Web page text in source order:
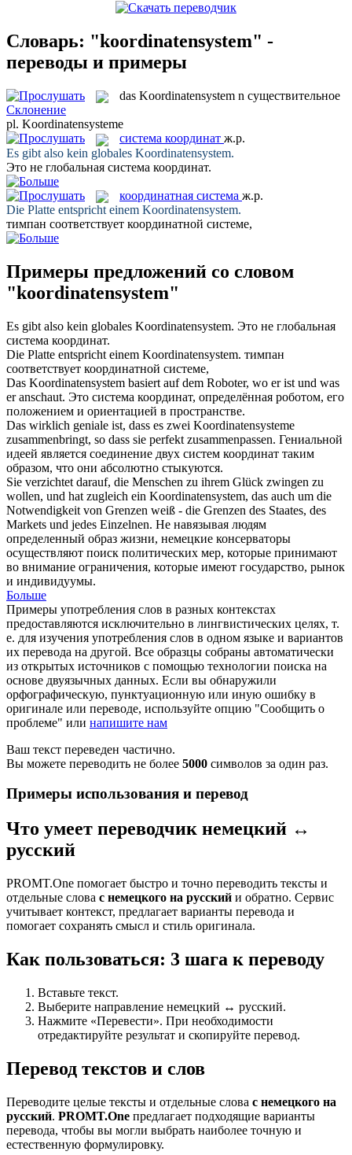
Словарь: "koordinatensystem" -
переводы и примеры
das Koordinatensystem n существительное
Склонение
pl. Koordinatensysteme
система координат ж.р.
Es gibt also kein globales Koordinatensystem.
Это не глобальная система координат.
координатная система ж.р.
Die Platte entspricht einem Koordinatensystem.
тимпан соответствует координатной системе,
Примеры предложений со словом
"koordinatensystem"
Es gibt also kein globales Koordinatensystem. Это не глобальная
система координат.
Die Platte entspricht einem Koordinatensystem. тимпан
соответствует координатной системе,
Das Koordinatensystem basiert auf dem Roboter, wo er ist und was
er anschaut. Это система координат, определённая роботом, его
положением и ориентацией в пространстве.
Das wirklich geniale ist, dass es zwei Koordinatensysteme
zusammenbringt, so dass sie perfekt zusammenpassen. Гениальной
идеей является соединение двух систем координат таким
образом, что они абсолютно стыкуются.
Sie verzichtet darauf, die Menschen zu ihrem Glück zwingen zu
wollen, und hat zugleich ein Koordinatensystem, das auch um die
Notwendigkeit von Grenzen weiß - die Grenzen des Staates, des
Markets und jedes Einzelnen. Не навязывая людям
определенный образ жизни, немецкие консерваторы
осуществляют поиск политических мер, которые принимают
во внимание ограничения, которые имеют государство, рынок
и индивидуумы.
Больше
Примеры употребления слов в разных контекстах
предоставляются исключительно в лингвистических целях, т.
е. для изучения употребления слов в одном языке и вариантов
их перевода на другой. Все образцы собраны автоматически
из открытых источников с помощью технологии поиска на
основе двуязычных данных. Если вы обнаружили
орфографическую, пунктуационную или иную ошибку в
оригинале или переводе, используйте опцию "Сообщить о
проблеме" или напишите нам
Ваш текст переведен частично.
Вы можете переводить не более 5000 символов за один раз.
Примеры использования и перевод
Что умеет переводчик немецкий ↔
русский
PROMT.One помогает быстро и точно переводить тексты и
отдельные слова с немецкого на русский и обратно. Сервис
учитывает контекст, предлагает варианты перевода и
помогает сохранять смысл и стиль оригинала.
Как пользоваться: 3 шага к переводу
Вставьте текст.
Выберите направление немецкий ↔ русский.
Нажмите «Перевести». При необходимости
отредактируйте результат и скопируйте перевод.
Перевод текстов и слов
Переводите целые тексты и отдельные слова с немецкого на
русский. PROMT.One предлагает подходящие варианты
перевода, чтобы вы могли выбрать наиболее точную и
естественную формулировку.